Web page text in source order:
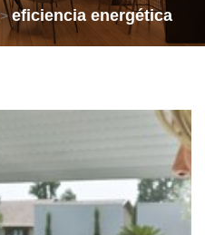
>eficiencia energética